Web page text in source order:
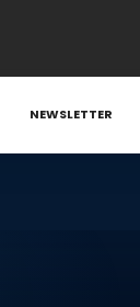
NEWSLETTER